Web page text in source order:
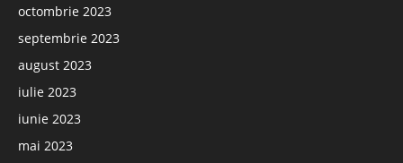
octombrie 2023
septembrie 2023
august 2023
iulie 2023
iunie 2023
mai 2023